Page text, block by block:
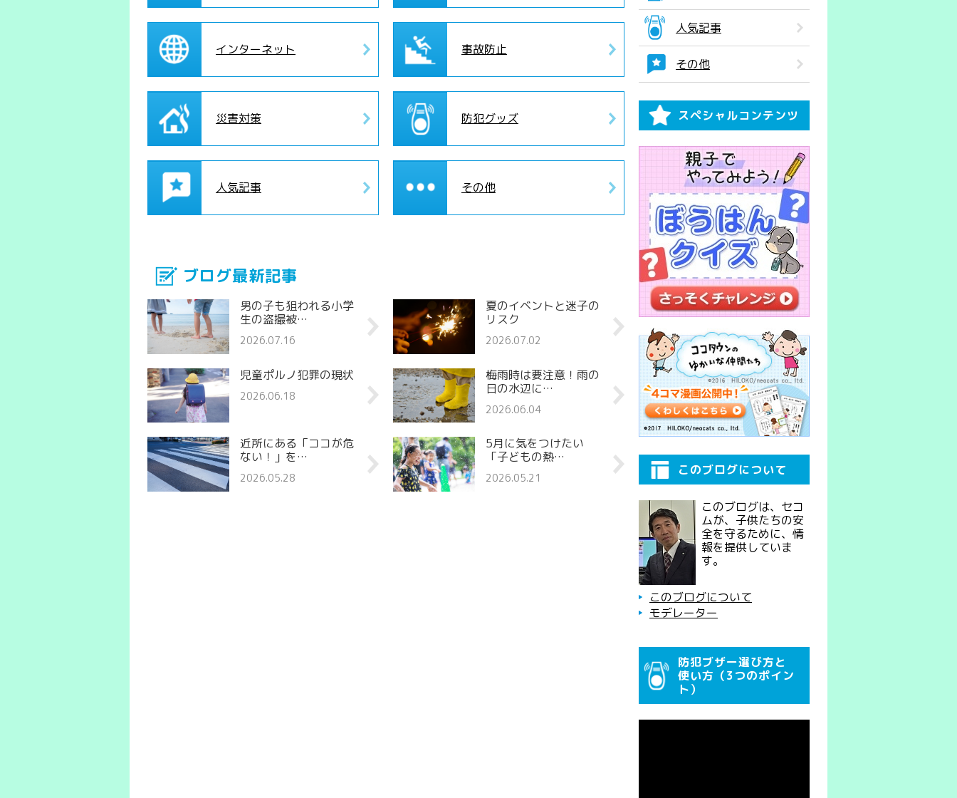
インターネット 事故防止
災害対策 防犯グッズ
人気記事 その他
ブログ最新記事
男の子も狙われる小学
生の盗撮被…
2026.07.16
夏のイベントと迷子の
リスク
2026.07.02
児童ポルノ犯罪の現状
2026.06.18
梅雨時は要注意！雨の
日の水辺に…
2026.06.04
近所にある「ココが危
ない！」を…
2026.05.28
5月に気をつけたい
「子どもの熱…
2026.05.21
人気記事
その他
スペシャルコンテンツ
このブログについて
このブログは、セコ
ムが、子供たちの安
全を守るために、情
報を提供していま
す。
このブログについて
モデレーター
防犯ブザー選び方と
使い方（3つのポイン
ト）